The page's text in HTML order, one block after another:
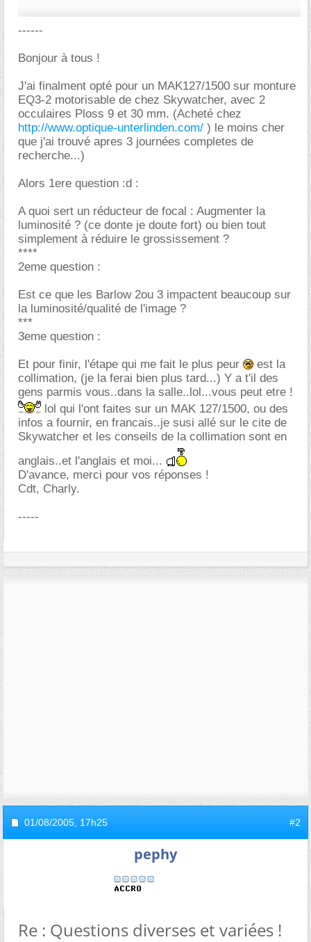
------
Bonjour à tous !
J'ai finalment opté pour un MAK127/1500 sur monture
EQ3-2 motorisable de chez Skywatcher, avec 2
occulaires Ploss 9 et 30 mm. (Acheté chez
http://www.optique-unterlinden.com/ ) le moins cher
que j'ai trouvé apres 3 journées completes de
recherche...)
Alors 1ere question :d :
A quoi sert un réducteur de focal : Augmenter la
luminosité ? (ce donte je doute fort) ou bien tout
simplement à réduire le grossissement ?
****
2eme question :
Est ce que les Barlow 2ou 3 impactent beaucoup sur
la luminosité/qualité de l'image ?
***
3eme question :
Et pour finir, l'étape qui me fait le plus peur
est la
collimation, (je la ferai bien plus tard...) Y a t'il des
gens parmis vous..dans la salle..lol...vous peut etre !
lol qui l'ont faites sur un MAK 127/1500, ou des
infos a fournir, en francais..je susi allé sur le cite de
Skywatcher et les conseils de la collimation sont en
anglais..et l'anglais et moi...
D'avance, merci pour vos réponses !
Cdt, Charly.
-----
01/08/2005, 17h25 #2
pephy
Re : Questions diverses et variées !